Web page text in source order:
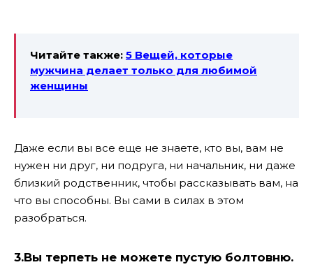
Читайте также: 5 Вещей, которые
мужчина делает только для любимой
женщины
Даже если вы все еще не знаете, кто вы, вам не
нужен ни друг, ни подруга, ни начальник, ни даже
близкий родственник, чтобы рассказывать вам, на
что вы способны. Вы сами в силах в этом
разобраться.
3.Вы терпеть не можете пустую болтовню.